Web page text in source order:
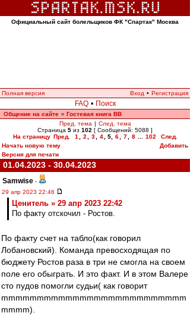
Официальный сайт болельщиков ФК "Спартак" Москва
Полная версия Вход • Регистрация
FAQ • Поиск
Общение на сайте » Гостевая книга ВВ
Пред. тема | След. тема
Страница 5 из 102 [ Сообщений: 5088 ]
На страницу Пред. 1 2 3 4 5, 6 7 8 102
След.
Начать новую тему
Добавить
Версия для печати
01.04.2023 - 30.04.2023
Samwise -
29 апр 2023 22:46
Ценитель » 29 апр 2023 22:42
По факту отскочил - Ростов.
По факту счет на табло(как говорил
Лобановский). Команда превосходящая по
бюджету Ростов раза в три не смогла на своем
поле его обыграть. И это факт. И в этом Валере
сто пудов помогли судьи( как говорит
mmmmmmmmmmmmmmmmmmmmmmmmmm
mmmm).